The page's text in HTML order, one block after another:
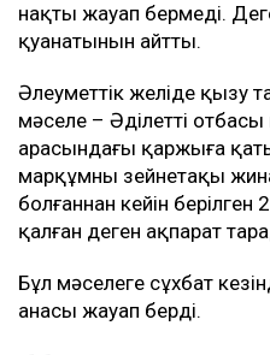
нақты жауап бермеді.
қуанатынын айтты.
Әлеуметтік желіде қызу
мәселе – Әділеттің
арасындағы қаржыға
марқұмның зейнетақы
болғаннан кейін берілген
қалған деген ақпарат
Бұл мәселеге сұхбат
анасы жауап берді.